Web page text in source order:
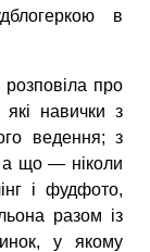
в
про
навички з
ведення; з
а що — ніколи
і фудфото,
разом із
у якому